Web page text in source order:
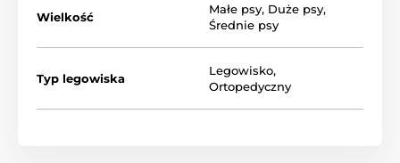
Wielkość
Małe psy, Duże psy,
Średnie psy
Typ legowiska
Legowisko,
Ortopedyczny